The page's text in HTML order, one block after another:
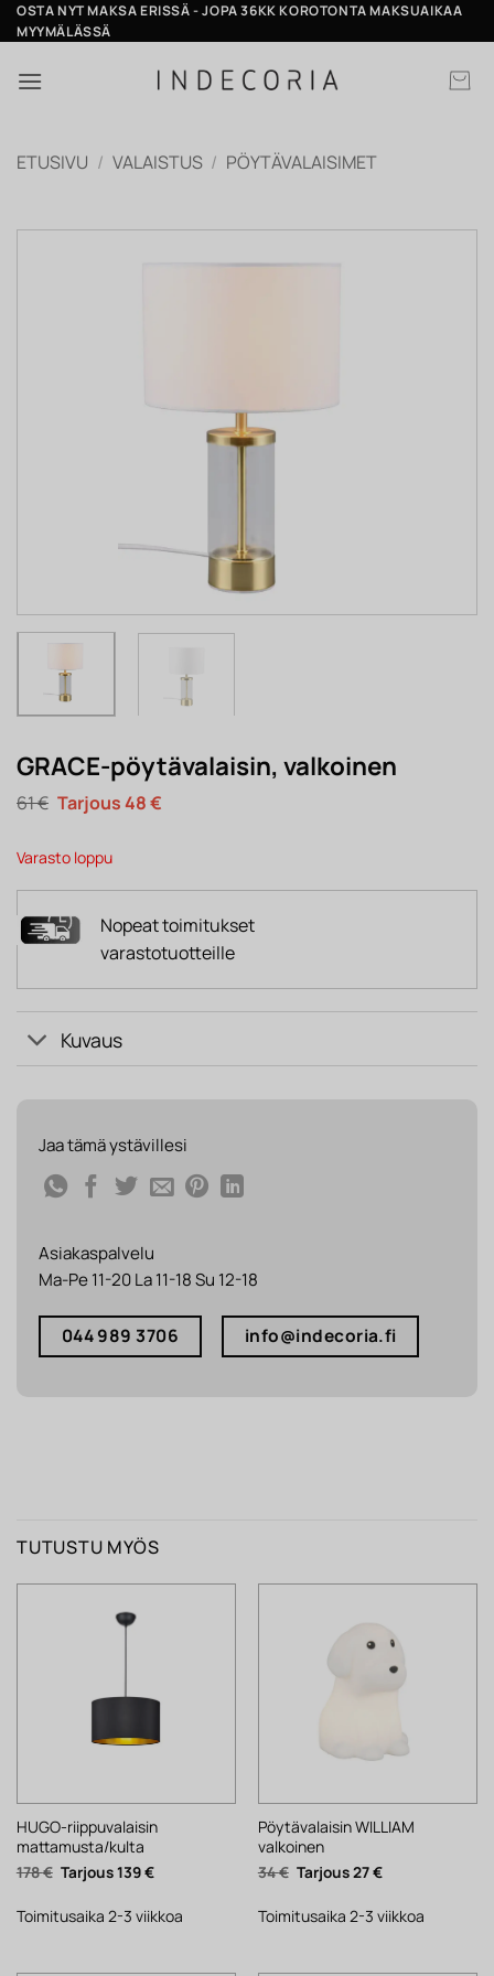
Skip
to
OSTA NYT MAKSA ERISSÄ - JOPA 36KK KOROTONTA MAKSUAIKAA
MYYMÄLÄSSÄ
ETUSIVU / VALAISTUS / PÖYTÄVALAISIMET
GRACE-pöytävalaisin, valkoinen
61€ Alkuperäinen
hinta
61 €.
48€Nykyinen
Varasto loppu
Nopeat toimitukset
varastotuotteille
Kuvaus
Jaa tämä ystävillesi
Asiakaspalvelu
Ma-Pe 11-20 La 11-18 Su 12-18
044 989 3706 info@indecoria.fi
TUTUSTU MYÖS
HUGO-riippuvalaisin
mattamusta/kulta
178€ Alkuperäinen
hinta
178 €.
139€Nykyinen
139 €.
Toimitusaika 2-3 viikkoa
Pöytävalaisin WILLIAM
valkoinen
34€ Alkuperäinen
hinta
34 €.
27€Nykyinen
27 €.
Toimitusaika 2-3 viikkoa